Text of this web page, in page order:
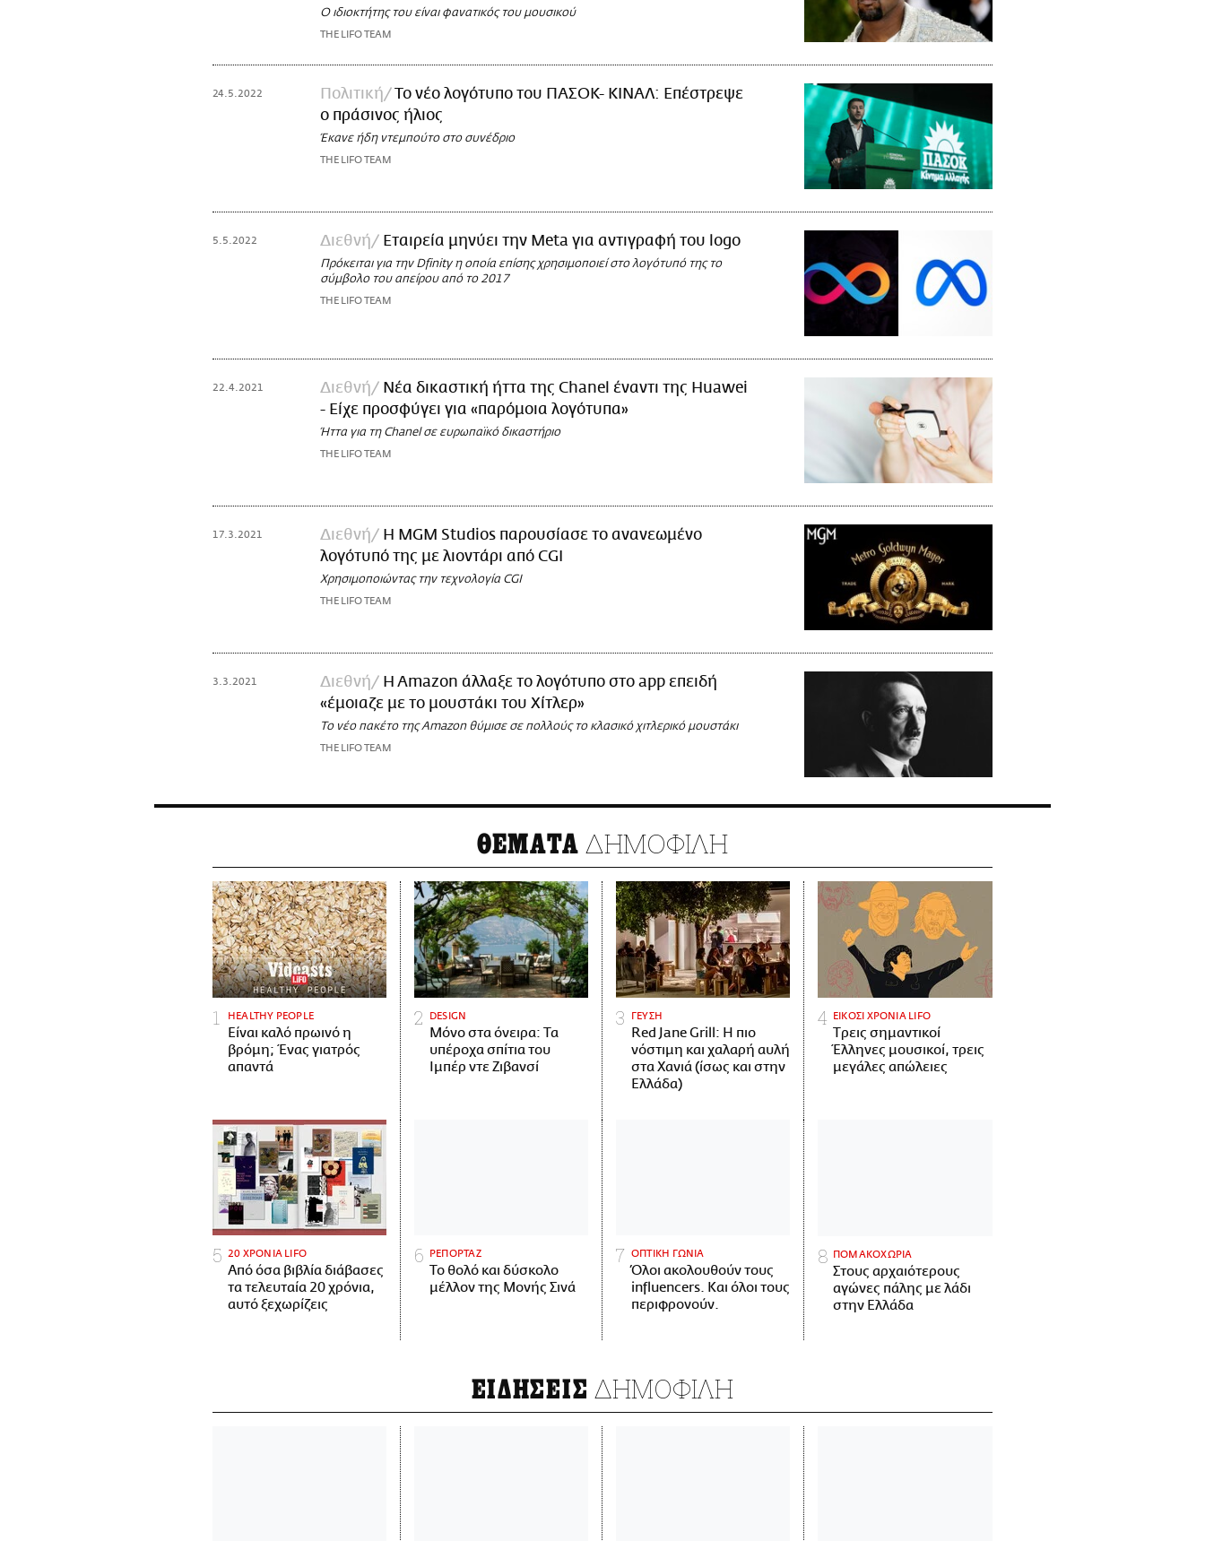
Ο ιδιοκτήτης του είναι φανατικός του μουσικού
THE LIFO TEAM
24.5.2022 Πολιτική
Το νέο λογότυπο του ΠΑΣΟΚ- ΚΙΝΑΛ: Επέστρεψε
ο πράσινος ήλιος
Έκανε ήδη ντεμπούτο στο συνέδριο
THE LIFO TEAM
5.5.2022 Διεθνή Εταιρεία μηνύει την Meta για αντιγραφή του logo
Πρόκειται για την Dfinity η οποία επίσης χρησιμοποιεί στο λογότυπό της το
σύμβολο του απείρου από το 2017
THE LIFO TEAM
22.4.2021 Διεθνή
Νέα δικαστική ήττα της Chanel έναντι της Huawei
- Είχε προσφύγει για «παρόμοια λογότυπα»
Ήττα για τη Chanel σε ευρωπαϊκό δικαστήριο
THE LIFO TEAM
17.3.2021 Διεθνή
Η MGM Studios παρουσίασε το ανανεωμένο
λογότυπό της με λιοντάρι από CGI
Χρησιμοποιώντας την τεχνολογία CGI
THE LIFO TEAM
3.3.2021 Διεθνή
H Amazon άλλαξε το λογότυπο στο app επειδή
«έμοιαζε με το μουστάκι του Χίτλερ»
Το νέο πακέτο της Amazon θύμισε σε πολλούς το κλασικό χιτλερικό μουστάκι
THE LIFO TEAM
ΘΕΜΑΤΑ ΔΗΜΟΦΙΛΗ
HEALTHY PEOPLE
Είναι καλό πρωινό η
βρόμη; Ένας γιατρός
απαντά
DESIGN
Μόνο στα όνειρα: Τα
υπέροχα σπίτια του
Ιμπέρ ντε Ζιβανσί
ΓΕΥΣΗ
Red Jane Grill: Η πιο
νόστιμη και χαλαρή αυλή
στα Χανιά (ίσως και στην
Ελλάδα)
ΕΙΚΟΣΙ ΧΡΟΝΙΑ LIFO
Tρεις σημαντικοί
Έλληνες μουσικοί, τρεις
μεγάλες απώλειες
20 ΧΡΟΝΙΑ LIFO
Από όσα βιβλία διάβασες
τα τελευταία 20 χρόνια,
αυτό ξεχωρίζεις
ΡΕΠΟΡΤΑΖ
Το θολό και δύσκολο
μέλλον της Μονής Σινά
ΟΠΤΙΚΗ ΓΩΝΙΑ
Όλοι ακολουθούν τους
influencers. Και όλοι τους
περιφρονούν.
ΠΟΜΑΚΟΧΩΡΙΑ
Στους αρχαιότερους
αγώνες πάλης με λάδι
στην Ελλάδα
ΕΙΔΗΣΕΙΣ ΔΗΜΟΦΙΛΗ